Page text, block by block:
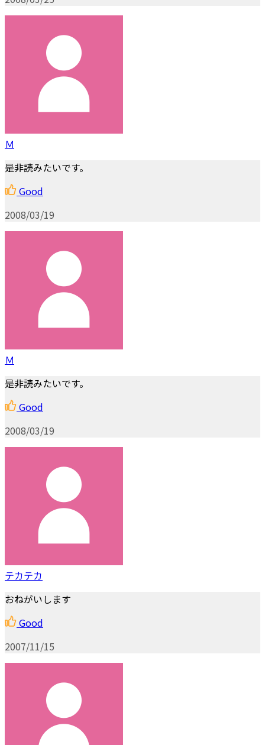
Ｍ
是非読みたいです。
Good
2008/03/19
Ｍ
是非読みたいです。
Good
2008/03/19
テカテカ
おねがいします
Good
2007/11/15